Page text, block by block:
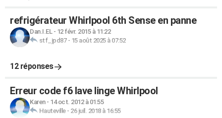
refrigérateur Whirlpool 6th Sense en panne
Dan.I.EL- 12 févr. 2015 à 11:22
stf_jpd87- 15 août 2025 à 07:52
12 réponses
Erreur code f6 lave linge Whirlpool
Karen- 14 oct. 2012 à 01:55
Hauteville- 26 juil. 2018 à 16:55